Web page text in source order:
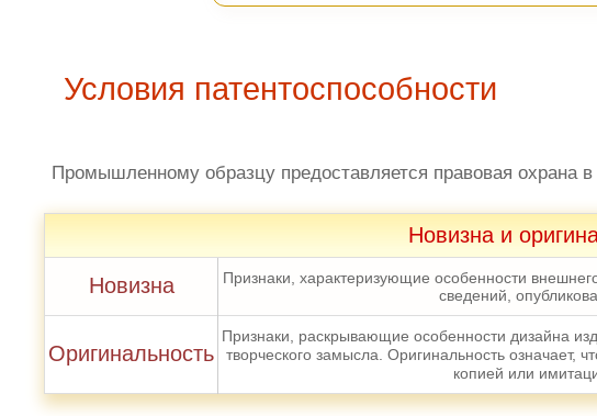
Условия патентоспособности
Промышленному образцу предоставляется правовая
Новизна и
Новизна
Признаки, характеризующие особенности
сведений,
Оригинальность
Признаки, раскрывающие особенности дизайна
творческого замысла. Оригинальность означает,
копией или